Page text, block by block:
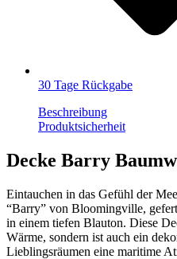
30 Tage Rückgabe
Beschreibung
Produktsicherheit
Decke Barry
Eintauchen in das Gefühl der
“Barry” von Bloomingville,
in einem tiefen Blauton. Diese
Wärme, sondern ist auch ein
Lieblingsräumen eine maritime